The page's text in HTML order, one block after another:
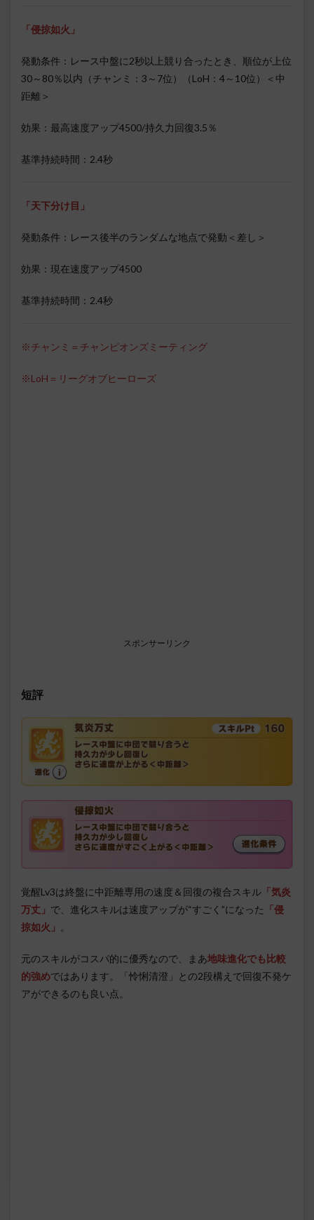
「侵掠如火」
発動条件：レース中盤に2秒以上競り合ったとき、順位が上位
30～80％以内（チャンミ：3～7位）（LoH：4～10位）＜中
距離＞
効果：最高速度アップ4500/持久力回復3.5％
基準持続時間：2.4秒
「天下分け目」
発動条件：レース後半のランダムな地点で発動＜差し＞
効果：現在速度アップ4500
基準持続時間：2.4秒
※チャンミ＝チャンピオンズミーティング
※LoH＝リーグオブヒーローズ
スポンサーリンク
短評
覚醒Lv3は終盤に中距離専用の速度＆回復の複合スキル 「気炎
万丈」 で、進化スキルは速度アップが“すごく”になった 「侵
掠如火」 。
元のスキルがコスパ的に優秀なので、まあ地味進化でも比較
的強めではあります。「怜悧清澄」との2段構えで回復不発ケ
アができるのも良い点。